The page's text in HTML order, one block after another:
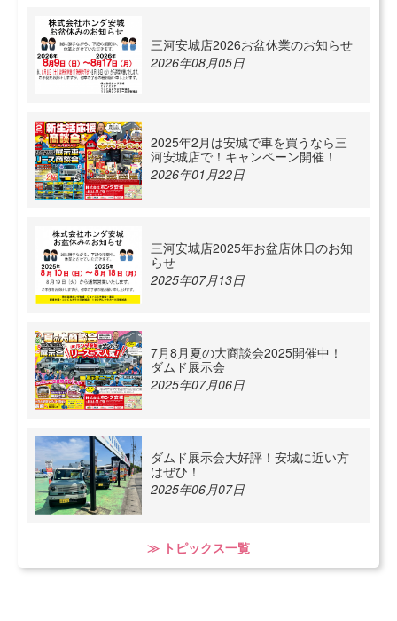
三河安城店2026お盆休業のお知らせ
2026年08月05日
2025年2月は安城で車を買うなら三
河安城店で！キャンペーン開催！
2026年01月22日
三河安城店2025年お盆店休日のお知
らせ
2025年07月13日
7月8月夏の大商談会2025開催中！
ダムド展示会
2025年07月06日
ダムド展示会大好評！安城に近い方
はぜひ！
2025年06月07日
≫ トピックス一覧